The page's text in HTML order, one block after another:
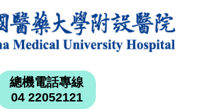
總機電話專線
04 22052121